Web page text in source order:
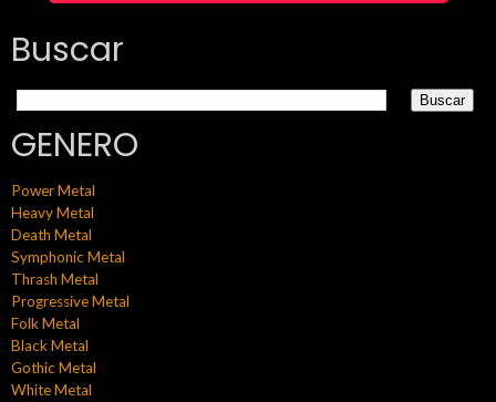
Buscar
GENERO
Power Metal
Heavy Metal
Death Metal
Symphonic Metal
Thrash Metal
Progressive Metal
Folk Metal
Black Metal
Gothic Metal
White Metal